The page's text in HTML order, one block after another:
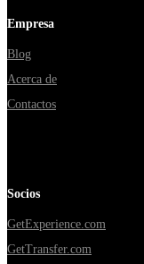
Empresa
Blog
Acerca de
Contactos
Socios
GetExperience.com
GetTransfer.com